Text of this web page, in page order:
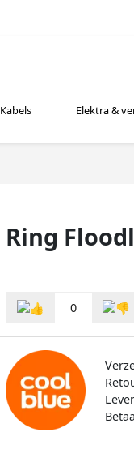
Kabels Elektra &
Ring
0